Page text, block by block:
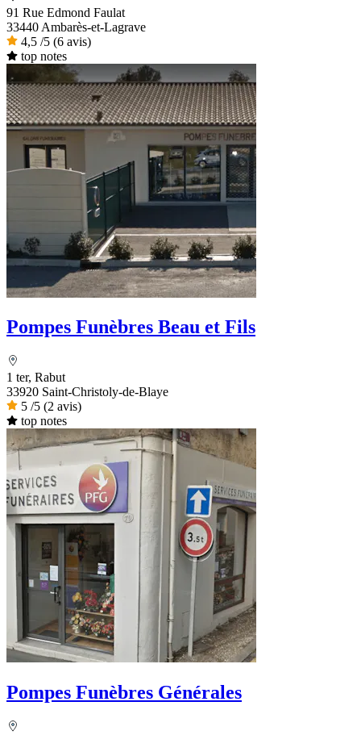
91 Rue Edmond Faulat
33440 Ambarès-et-Lagrave
4,5 /5 (6 avis)
top notes
Pompes Funèbres Beau et Fils
1 ter, Rabut
33920 Saint-Christoly-de-Blaye
5 /5 (2 avis)
top notes
Pompes Funèbres Générales